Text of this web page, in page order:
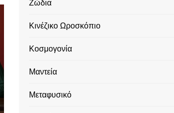
Ζώδια
Κινέζικο Ωροσκόπιο
Κοσμογονία
Μαντεία
Μεταφυσικό